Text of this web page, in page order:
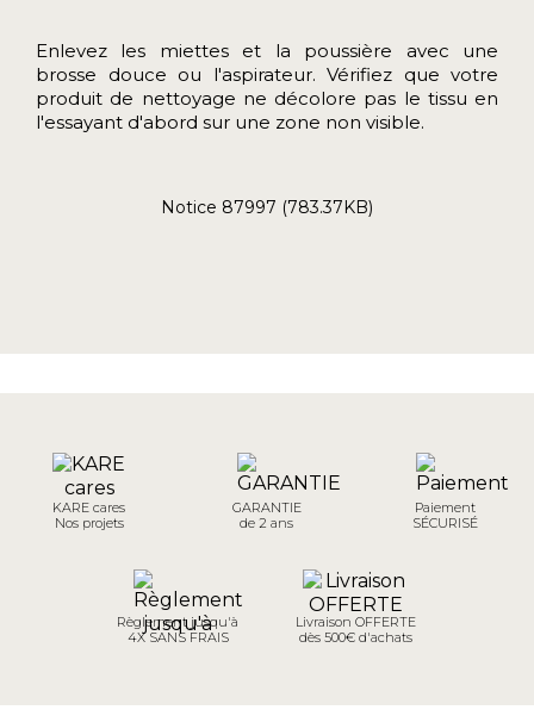
Enlevez les miettes et la poussière avec une
brosse douce ou l'aspirateur. Vérifiez que votre
produit de nettoyage ne décolore pas le tissu en
l'essayant d'abord sur une zone non visible.
Notice 87997 (783.37KB)
KARE cares
Nos projets
GARANTIE
de 2 ans
Paiement
SÉCURISÉ
Règlement jusqu'à
4X SANS FRAIS
Livraison OFFERTE
dès 500€ d'achats